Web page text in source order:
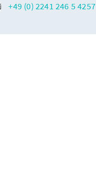
+49 (0) 2241 246 5 4257